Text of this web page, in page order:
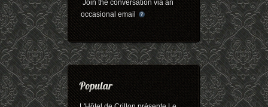
Join the conversation via an
occasional email